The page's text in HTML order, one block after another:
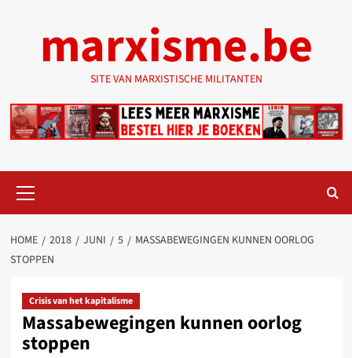
marxisme.be
SITE VAN MARXISTISCHE MILITANTEN
menu
HOME 2018 JUNI 5
MASSABEWEGINGEN KUNNEN OORLOG
STOPPEN
Crisis van het kapitalisme
Massabewegingen kunnen oorlog
stoppen